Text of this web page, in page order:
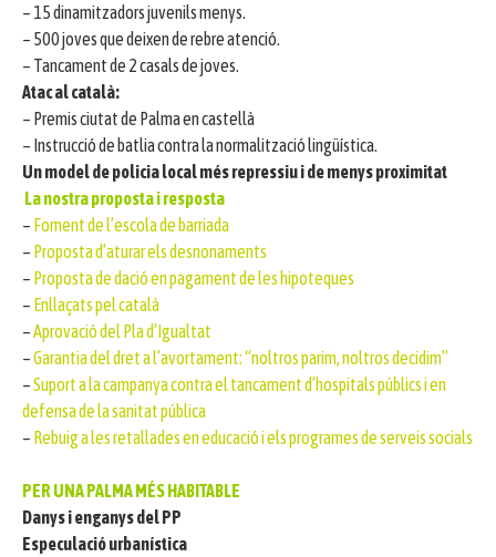
– 15 dinamitzadors juvenils menys.
– 500 joves que deixen de rebre atenció.
– Tancament de 2 casals de joves.
Atac al català:
– Premis ciutat de Palma en castellà
– Instrucció de batlia contra la normalització lingüística.
Un model de policia local més repressiu i de menys proximitat
La nostra proposta i resposta
– Foment de l’escola de barriada
– Proposta d’aturar els desnonaments
– Proposta de dació en pagament de les hipoteques
– Enllaçats pel català
–Aprovació del Pla d’Igualtat
–Garantia del dret a l’avortament: “noltros parim, noltros decidim”
–Suport a la campanya contra el tancament d’hospitals públics i en
defensa de la sanitat pública
– Rebuig a les retallades en educació i els programes de serveis socials
PER UNA PALMA MÉS HABITABLE
Danys i enganys del PP
Especulació urbanística